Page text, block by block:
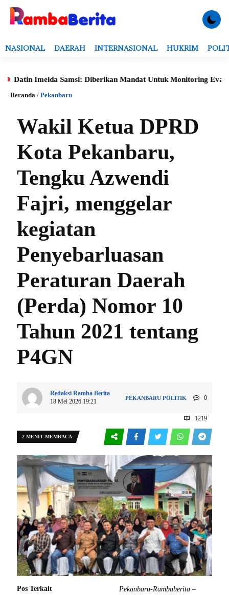
NASIONAL DAERAH INTERNASIONAL HUKRIM
Imelda Samsi: Diberikan Mandat Untuk Monitoring Evaluasi,
Beranda / Pekanbaru
Wakil Ketua DPRD
Kota Pekanbaru,
Tengku Azwendi
Fajri, menggelar
kegiatan
Penyebarluasan
Peraturan Daerah
(Perda) Nomor 10
Tahun 2021 tentang
P4GN
Redaksi Ramba Berita
18 Mei 2026 19:21
PEKANBARU POLITIK 0
1219
2 MENIT MEMBACA
Pekanbaru-Rambaberita –
Pos Terkait